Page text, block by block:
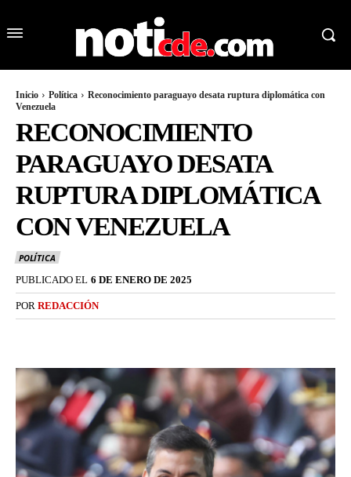
Inicio Política
Reconocimiento paraguayo desata ruptura diplomática con
Venezuela
RECONOCIMIENTO
PARAGUAYO DESATA
RUPTURA DIPLOMÁTICA
CON VENEZUELA
POLÍTICA
PUBLICADO EL 6 DE ENERO DE 2025
POR REDACCIÓN